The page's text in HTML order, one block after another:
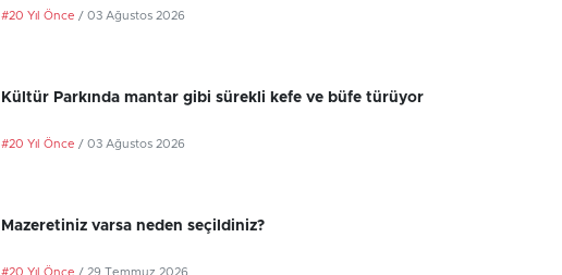
#20 Yıl Önce / 03 Ağustos 2026
Kültür Parkında mantar gibi sürekli kefe ve büfe türüyor
#20 Yıl Önce / 03 Ağustos 2026
Mazeretiniz varsa neden seçildiniz?
#20 Yıl Önce / 29 Temmuz 2026